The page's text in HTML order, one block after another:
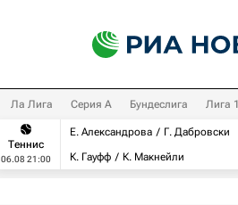
Ла Лига Серия А Бундеслига Лига 1
Теннис
06.08 21:00
Е. Александрова
Г. Дабровски
К. Гауфф
К. Макнейли